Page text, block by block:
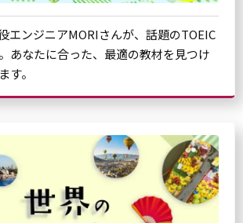
エンジニアMORIさんが、話題のTOEIC
あなたに合った、最適の教材を見つけ
す。